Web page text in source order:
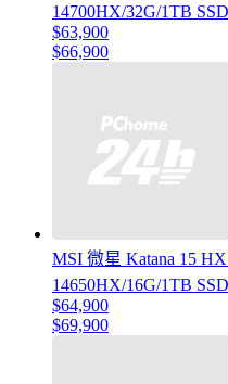
14700HX/32G/1TB
$63,900
$66,900
MSI 微星 Katana 15
14650HX/16G/1TB
$64,900
$69,900